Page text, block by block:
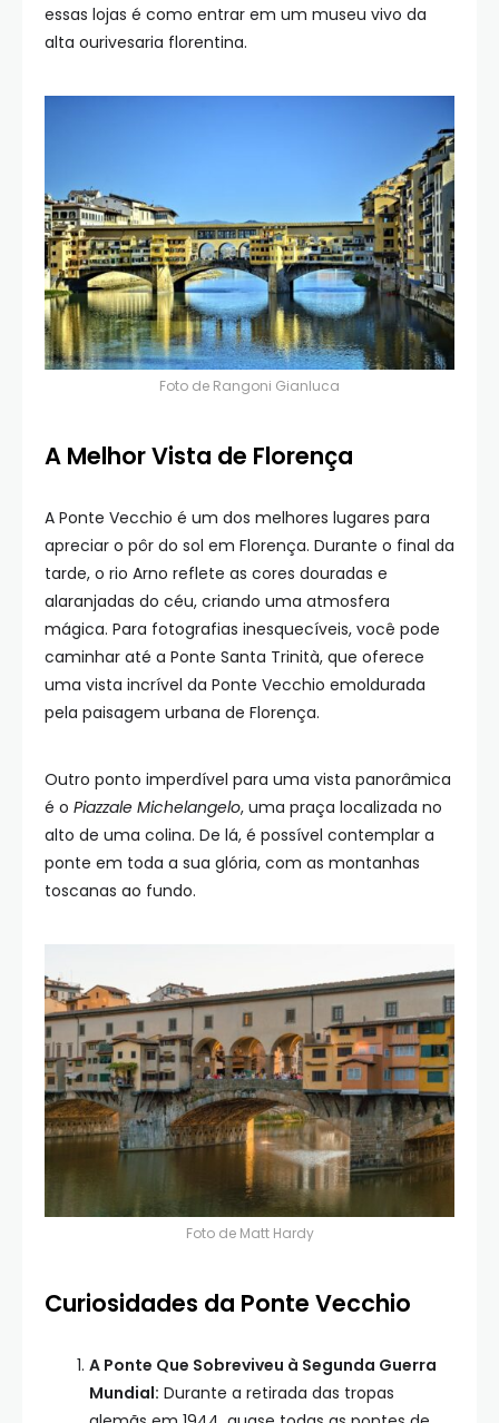
essas lojas é como entrar em um museu vivo da
alta ourivesaria florentina.
Foto de Rangoni Gianluca
A Melhor Vista de Florença
A Ponte Vecchio é um dos melhores lugares para
apreciar o pôr do sol em Florença. Durante o final da
tarde, o rio Arno reflete as cores douradas e
alaranjadas do céu, criando uma atmosfera
mágica. Para fotografias inesquecíveis, você pode
caminhar até a Ponte Santa Trinità, que oferece
uma vista incrível da Ponte Vecchio emoldurada
pela paisagem urbana de Florença.
Outro ponto imperdível para uma vista panorâmica
é o Piazzale Michelangelo, uma praça localizada no
alto de uma colina. De lá, é possível contemplar a
ponte em toda a sua glória, com as montanhas
toscanas ao fundo.
Foto de Matt Hardy
Curiosidades da Ponte Vecchio
A Ponte Que Sobreviveu à Segunda Guerra
Mundial: Durante a retirada das tropas